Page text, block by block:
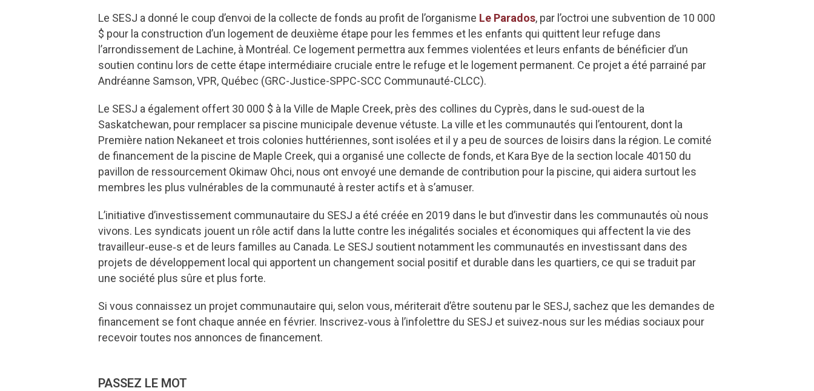
Le SESJ a donné le coup d’envoi de la collecte de fonds au profit de l’organisme Le Parados, par l’octroi une subvention de 10 000
$ pour la construction d’un logement de deuxième étape pour les femmes et les enfants qui quittent leur refuge dans
l’arrondissement de Lachine, à Montréal. Ce logement permettra aux femmes violentées et leurs enfants de bénéficier d’un
soutien continu lors de cette étape intermédiaire cruciale entre le refuge et le logement permanent. Ce projet a été parrainé par
Andréanne Samson, VPR, Québec (GRC-Justice-SPPC-SCC Communauté-CLCC).
Le SESJ a également offert 30 000 $ à la Ville de Maple Creek, près des collines du Cyprès, dans le sud‑ouest de la
Saskatchewan, pour remplacer sa piscine municipale devenue vétuste. La ville et les communautés qui l’entourent, dont la
Première nation Nekaneet et trois colonies huttériennes, sont isolées et il y a peu de sources de loisirs dans la région. Le comité
de financement de la piscine de Maple Creek, qui a organisé une collecte de fonds, et Kara Bye de la section locale 40150 du
pavillon de ressourcement Okimaw Ohci, nous ont envoyé une demande de contribution pour la piscine, qui aidera surtout les
membres les plus vulnérables de la communauté à rester actifs et à s’amuser.
L’initiative d’investissement communautaire du SESJ a été créée en 2019 dans le but d’investir dans les communautés où nous
vivons. Les syndicats jouent un rôle actif dans la lutte contre les inégalités sociales et économiques qui affectent la vie des
travailleur‑euse‑s et de leurs familles au Canada. Le SESJ soutient notamment les communautés en investissant dans des
projets de développement local qui apportent un changement social positif et durable dans les quartiers, ce qui se traduit par
une société plus sûre et plus forte.
Si vous connaissez un projet communautaire qui, selon vous, mériterait d’être soutenu par le SESJ, sachez que les demandes de
financement se font chaque année en février. Inscrivez‑vous à l’infolettre du SESJ et suivez‑nous sur les médias sociaux pour
recevoir toutes nos annonces de financement.
PASSEZ LE MOT